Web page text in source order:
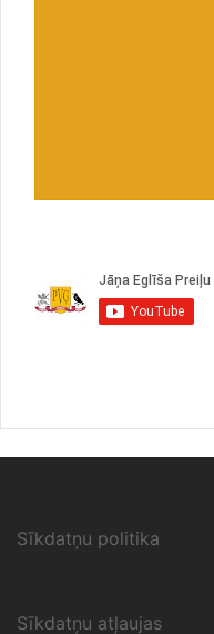
Sīkdatņu politika
Sīkdatņu atļaujas